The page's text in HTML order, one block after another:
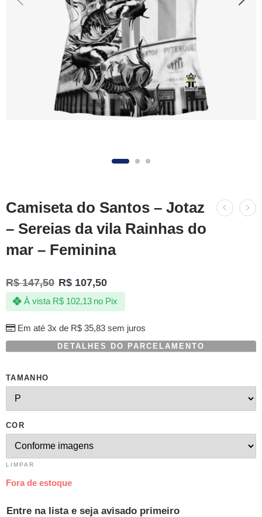
Camiseta do Santos – Jotaz
– Sereias da vila Rainhas do
mar – Feminina
R$147,50 R$ 107,50
Em até 3x de R$35,83sem juros
À vista R$102,13 no Pix
DETALHES DO PARCELAMENTO
TAMANHO
COR
LIMPAR
Fora de estoque
Entre na lista e seja avisado primeiro